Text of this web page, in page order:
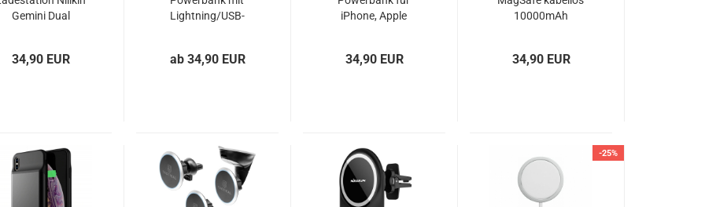
Gemini Dual
34,90 EUR
Lightning/USB-
schwarz
ab 34,90 EUR
iPhone, Apple
34,90 EUR
10000mAh
34,90 EUR
-25%